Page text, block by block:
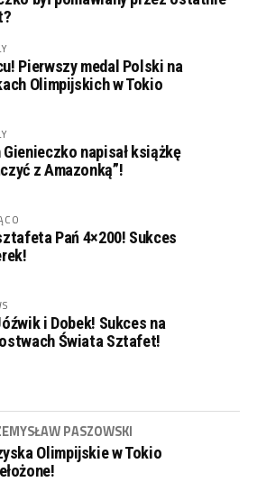
Pierwszy medal Polski na
Olimpijskich w Tokio
napisał książkę
z Amazonką”!
Pań 4×200! Sukces
i Dobek! Sukces na
Świata Sztafet!
PASZOWSKI
Olimpijskie w Tokio